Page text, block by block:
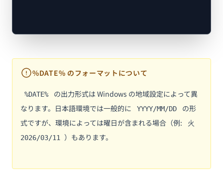
%DATE% のフォーマットについて
%DATE%
の出力形式は Windows の地域設定によって異
なります。日本語環境では一般的に
YYYY/MM/DD
の形
式ですが、環境によっては曜日が含まれる場合（例:
火
2026/03/11
）もあります。